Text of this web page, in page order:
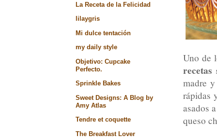
Uno de
recetas
madre
rápidas
asados
queso
La Receta de la Felicidad
lilaygris
Mi dulce tentación
my daily style
Objetivo: Cupcake
Perfecto.
Sprinkle Bakes
Sweet Designs: A Blog by
Amy Atlas
Tendre et coquette
The Breakfast Lover